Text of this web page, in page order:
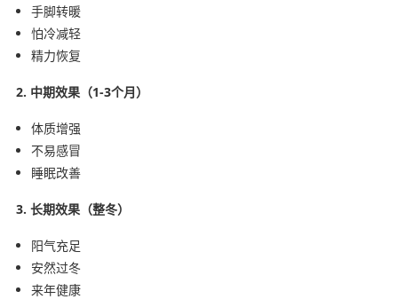
手脚转暖
怕冷减轻
精力恢复
2. 中期效果（1-3个月）
体质增强
不易感冒
睡眠改善
3. 长期效果（整冬）
阳气充足
安然过冬
来年健康